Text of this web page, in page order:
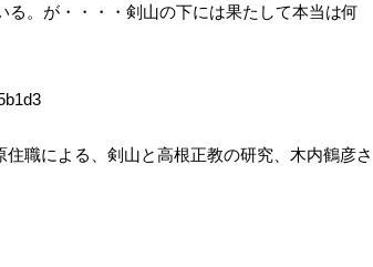
る。が・・・・剣山の下には果たして本当は何
職による、剣山と高根正教の研究、木内鶴彦さ